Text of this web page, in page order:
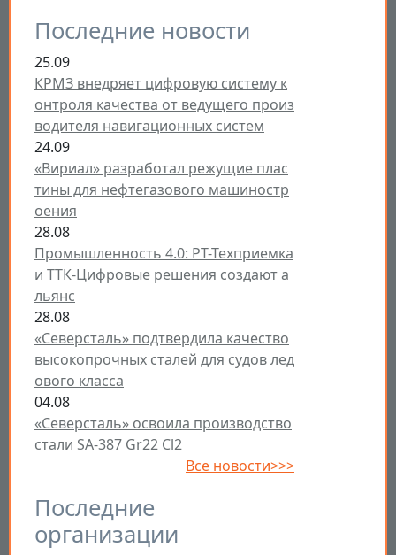
Последние новости
25.09
КРМЗ внедряет цифровую систему к
онтроля качества от ведущего произ
водителя навигационных систем
24.09
«Вириал» разработал режущие плас
тины для нефтегазового машиностр
оения
28.08
Промышленность 4.0: РТ-Техприемка
и ТТК-Цифровые решения создают а
льянс
28.08
«Северсталь» подтвердила качество
высокопрочных сталей для судов лед
ового класса
04.08
«Северсталь» освоила производство
стали SA-387 Gr22 Cl2
Все новости>>>
Последние
организации